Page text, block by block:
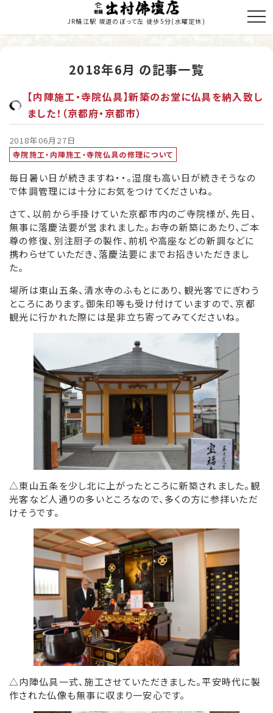
JR鯖江駅 坂道のぼって左 徒歩5分(水曜定休)
商品のご紹介
お仏壇の修理・修復
寺院施工
当店の歩み
職人紹介
新着情報・納入履歴
お問い合わせ・お見積り
リンク集
2018年6月 の記事一覧
【内陣施工・寺院仏具】新築のお堂に仏具を納入致し
ました！（京都府・京都市）
2018年06月27日
寺院施工・内陣施工・寺院仏具の修理について
毎日暑い日が続きますね・・。湿度も高い日が続きそうなの
で体調管理には十分にお気をつけてくださいね。
さて、以前から手掛けていた京都市内のご寺院様が、先日、
無事に落慶法要が営まれました。お寺の新築にあたり、ご本
尊の修復、別注厨子の製作、前机や高座などの新調などに
携わらせていただき、落慶法要にまでお招きいただきまし
た。
場所は東山五条、清水寺のふもとにあり、観光客でにぎわう
ところにあります。御朱印等も受け付けていますので、京都
観光に行かれた際には是非立ち寄ってみてくださいね。
△東山五条を少し北に上がったところに新築されました。観
光客など人通りの多いところなので、多くの方に参拝いただ
けそうです。
△内陣仏具一式、施工させていただきました。平安時代に製
作された仏像も無事に収まり一安心です。